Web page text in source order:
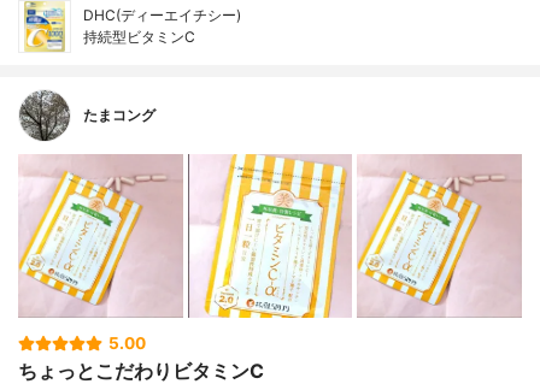
DHC(ディーエイチシー)
持続型ビタミンC
たまコング
5.00
ちょっとこだわりビタミンC